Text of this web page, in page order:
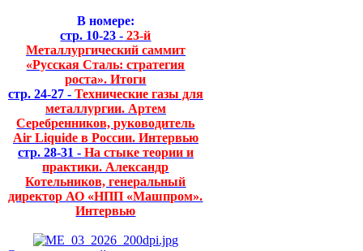
В номере:
стр. 10-23 - 23-й
Металлургический саммит
«Русская Сталь: стратегия
роста». Итоги
стр. 24-27 - Технические газы для
металлургии. Артем
Серебренников, руководитель
Air Liquide в России. Интервью
стр. 28-31 - На стыке теории и
практики. Александр
Котельников, генеральный
директор АО «НПП «Машпром».
Интервью